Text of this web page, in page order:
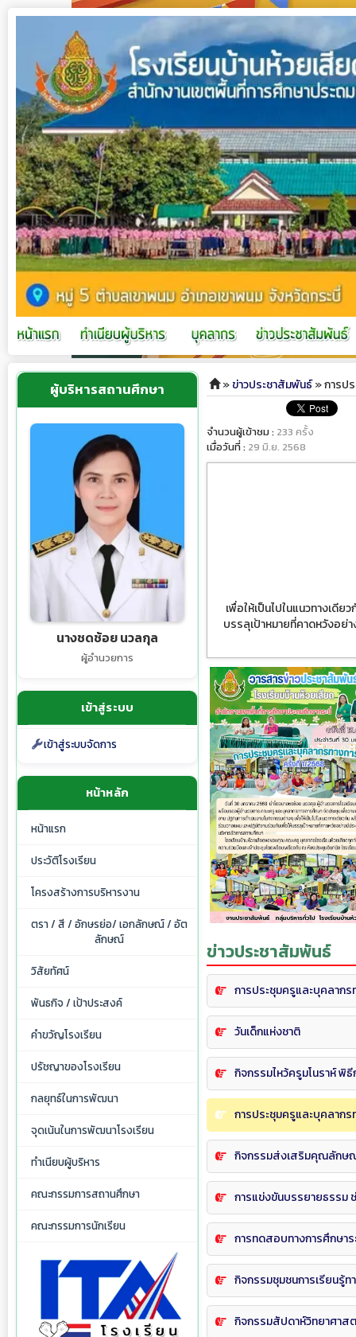
ผู้บริหารสถานศึกษา
นางชดช้อย นวลกุล
ผู้อำนวยการ
เข้าสู่ระบบ
เข้าสู่ระบบจัดการ
หน้าหลัก
หน้าแรก
ประวัติโรงเรียน
โครงสร้างการบริหารงาน
ตรา / สี / อักษรย่อ/ เอกลักษณ์ / อัต
ลักษณ์
วิสัยทัศน์
พันธกิจ / เป้าประสงค์
คำขวัญโรงเรียน
ปรัชญาของโรงเรียน
กลยุทธ์ในการพัฒนา
จุดเน้นในการพัฒนาโรงเรียน
ทำเนียบผู้บริหาร
คณะกรรมการสถานศึกษา
คณะกรรมการนักเรียน
»ข่าวประชาสัมพันธ์» การป
จำนวนผู้เข้าชม : 233 ครั้ง
เมื่อวันที่ : 29 มิ.ย. 2568
เพื่อให้เป็นไปในแนวทางเดี
บรรลุเป้าหมายที่คาดหวังอย่
ข่าวประชาสัมพันธ์
การประชุมครูและบุคลากร
วันเด็กแห่งชาติ
กิจกรรมไหว้ครูมโนราห์ พิ
การประชุมครูและบุคลากร
กิจกรรมส่งเสริมคุณลักษ
การแข่งขันบรรยายธรรม
การทดสอบทางการศึกษา
กิจกรรมชุมชนการเรียนรู้ท
กิจกรรมสัปดาห์วิทยาศาส